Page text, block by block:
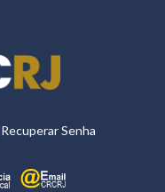
Recuperar Senha